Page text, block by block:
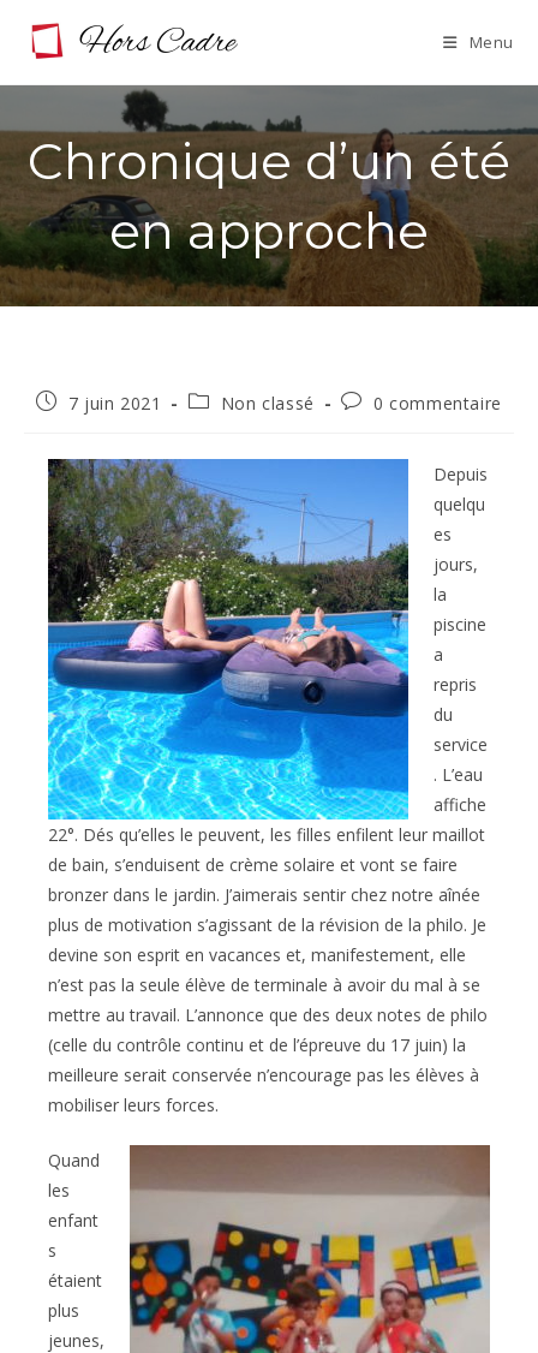
Menu
Chronique d’un été
en approche
Publication
7 juin 2021
PostNon classé
Commentaires
publication :
0 commentaire
Depuis
quelqu
es
jours,
la
piscine
a
repris
du
service
. L’eau
affiche
22°. Dés qu’elles le peuvent, les filles enfilent leur maillot
de bain, s’enduisent de crème solaire et vont se faire
bronzer dans le jardin. J’aimerais sentir chez notre aînée
plus de motivation s’agissant de la révision de la philo. Je
devine son esprit en vacances et, manifestement, elle
n’est pas la seule élève de terminale à avoir du mal à se
mettre au travail. L’annonce que des deux notes de philo
(celle du contrôle continu et de l’épreuve du 17 juin) la
meilleure serait conservée n’encourage pas les élèves à
mobiliser leurs forces.
Quand
les
enfant
s
étaient
plus
jeunes,